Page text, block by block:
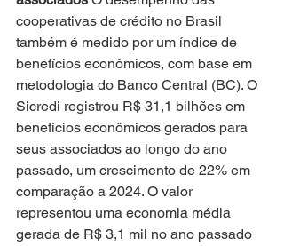
cooperativas de crédito no Brasil
também é medido por um índice de
benefícios econômicos, com base em
metodologia do Banco Central (BC). O
Sicredi registrou R$ 31,1 bilhões em
benefícios econômicos gerados para
seus associados ao longo do ano
passado, um crescimento de 22% em
comparação a 2024. O valor
representou uma economia média
gerada de R$ 3,1 mil no ano passado